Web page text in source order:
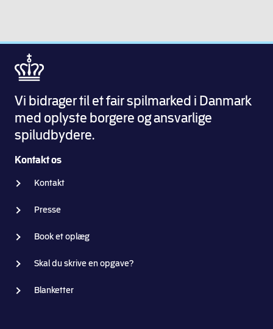
Vi bidrager til et fair spilmarked i Danmark
med oplyste borgere og ansvarlige
spiludbydere.
Kontakt os
Kontakt
Presse
Book et oplæg
Skal du skrive en opgave?
Blanketter